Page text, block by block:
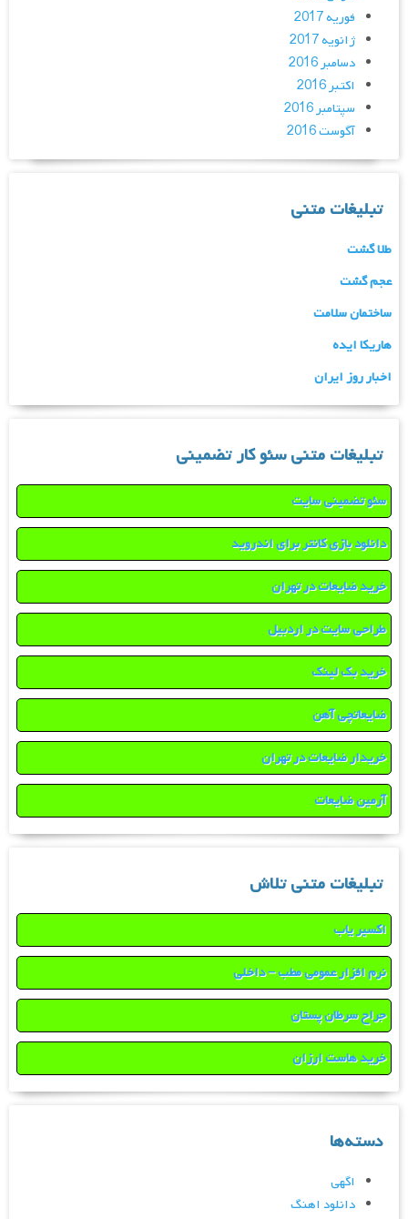
فوریه 2017
ژانویه 2017
دسامبر 2016
اکتبر 2016
سپتامبر 2016
آگوست 2016
تبلیغات متنی
طلا گشت
عجم گشت
ساختمان سلامت
هاریکا ایده
اخبار روز ایران
تبلیغات متنی سئو کار تضمینی
سئو تضمینی سایت
دانلود بازی کانتر برای اندروید
خرید ضایعات در تهران
طراحی سایت در اردبیل
خرید بک لینک
ضایعاتچی آهن
خریدار ضایعات در تهران
آرمین ضایعات
تبلیغات متنی تلاش
اکسیر یاب
نرم افزار عمومی مطب – داخلی
جراح سرطان پستان
خرید هاست ارزان
دسته‌ها
اگهی
دانلود اهنگ